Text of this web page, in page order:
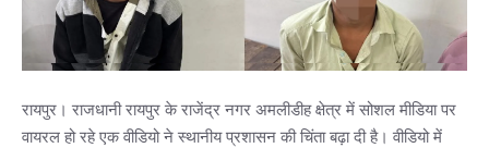
रायपुर। राजधानी रायपुर के राजेंद्र नगर अमलीडीह क्षेत्र में सोशल मीडिया पर
वायरल हो रहे एक वीडियो ने स्थानीय प्रशासन की चिंता बढ़ा दी है। वीडियो में